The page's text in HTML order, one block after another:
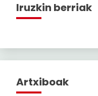
Iruzkin berriak
Artxiboak